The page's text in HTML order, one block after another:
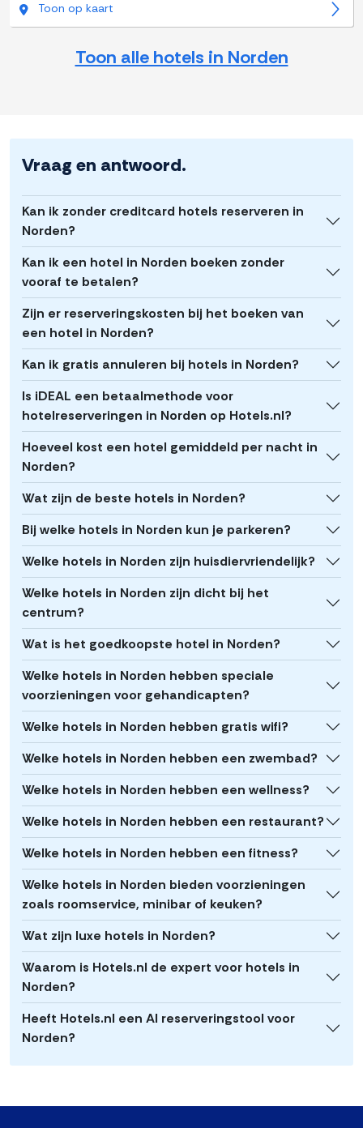
Toon op kaart
Toon alle hotels in Norden
Vraag en antwoord.
Kan ik zonder creditcard hotels reserveren in
Norden?
Kan ik een hotel in Norden boeken zonder
vooraf te betalen?
Zijn er reserveringskosten bij het boeken van
een hotel in Norden?
Kan ik gratis annuleren bij hotels in Norden?
Is iDEAL een betaalmethode voor
hotelreserveringen in Norden op Hotels.nl?
Hoeveel kost een hotel gemiddeld per nacht in
Norden?
Wat zijn de beste hotels in Norden?
Bij welke hotels in Norden kun je parkeren?
Welke hotels in Norden zijn huisdiervriendelijk?
Welke hotels in Norden zijn dicht bij het
centrum?
Wat is het goedkoopste hotel in Norden?
Welke hotels in Norden hebben speciale
voorzieningen voor gehandicapten?
Welke hotels in Norden hebben gratis wifi?
Welke hotels in Norden hebben een zwembad?
Welke hotels in Norden hebben een wellness?
Welke hotels in Norden hebben een restaurant?
Welke hotels in Norden hebben een fitness?
Welke hotels in Norden bieden voorzieningen
zoals roomservice, minibar of keuken?
Wat zijn luxe hotels in Norden?
Waarom is Hotels.nl de expert voor hotels in
Norden?
Heeft Hotels.nl een AI reserveringstool voor
Norden?